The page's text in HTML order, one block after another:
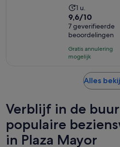
De
activiteit
duurt
1
uur
1 u.
9.6
van
10
met
7
9,6/10
7 geverifieerde
beoordelingen
Gratis annulering
mogelijk
Alles
Verblijf in de
populaire
in Plaza Mayor